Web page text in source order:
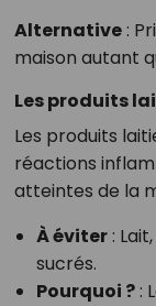
Alternative:
maison autant
Les produits
Les produits
réactions
atteintes de la
À éviter:
sucrés.
Pourquoi ?: